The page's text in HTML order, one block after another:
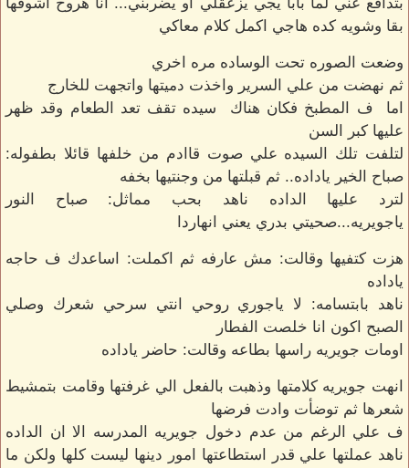
بقا وشويه كده هاجي اكمل كلام معاكي
وضعت الصوره تحت الوساده مره اخري
ثم نهضت من علي السرير واخذت دميتها واتجهت للخارج
اما ف المطبخ فكان هناك سيده تقف تعد الطعام وقد ظهر
عليها كبر السن
لتلفت تلك السيده علي صوت قاادم من خلفها قائلا بطفوله:
صباح الخير ياداده.. ثم قبلتها من وجنتيها بخفه
لترد عليها الداده ناهد بحب مماثل: صباح النور
ياجويريه...صحيتي بدري يعني انهاردا
هزت كتفيها وقالت: مش عارفه ثم اكملت: اساعدك ف حاجه
ياداده
ناهد بابتسامه: لا ياجوري روحي انتي سرحي شعرك وصلي
الصبح اكون انا خلصت الفطار
اومات جويريه راسها بطاعه وقالت: حاضر ياداده
انهت جويريه كلامتها وذهبت بالفعل الي غرفتها وقامت بتمشيط
شعرها ثم توضأت وادت فرضها
ف علي الرغم من عدم دخول جويريه المدرسه الا ان الداده
ناهد عملتها علي قدر استطاعتها امور دينها ليست كلها ولكن ما